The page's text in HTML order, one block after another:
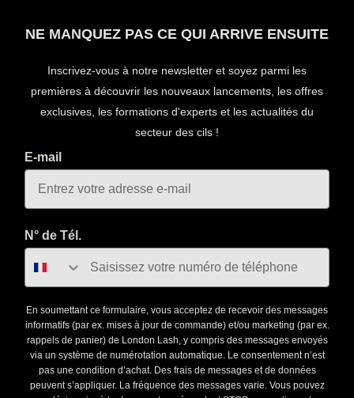
NE MANQUEZ PAS CE QUI ARRIVE ENSUITE
Inscrivez-vous à notre newsletter et soyez parmi les
premières à découvrir les nouveaux lancements, les offres
exclusives, les formations d'experts et les actualités du
secteur des cils !
E-mail
N° de Tél.
En soumettant ce formulaire, vous acceptez de recevoir des messages
informatifs (par ex. mises à jour de commande) et/ou marketing (par ex.
rappels de panier) de London Lash, y compris des messages envoyés
via un système de numérotation automatique. Le consentement n’est
pas une condition d’achat. Des frais de messages et de données
peuvent s’appliquer. La fréquence des messages varie. Vous pouvez